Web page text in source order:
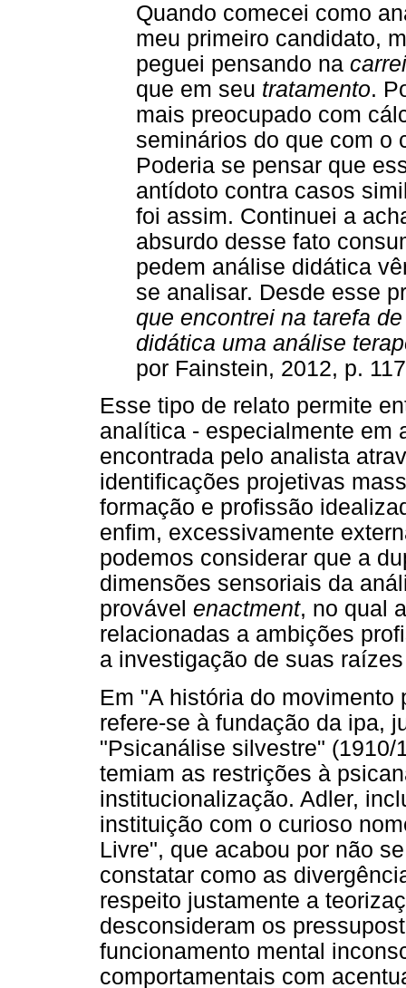
Quando comecei como
meu primeiro candidato,
peguei pensando na
que em seu tratamento.
mais preocupado com
seminários do que com o
Poderia se pensar que
antídoto contra casos
foi assim. Continuei a
absurdo desse fato
pedem análise didática
se analisar. Desde esse
que encontrei na tarefa
didática uma análise
por Fainstein, 2012, p.
Esse tipo de relato permite
analítica - especialmente em
encontrada pelo analista
identificações projetivas
formação e profissão
enfim, excessivamente
podemos considerar que a
dimensões sensoriais da
provável enactment, no qual
relacionadas a ambições
a investigação de suas
Em "A história do
refere-se à fundação da ipa,
"Psicanálise silvestre"
temiam as restrições à
institucionalização. Adler,
instituição com o curioso
Livre", que acabou por não
constatar como as
respeito justamente a
desconsideram os
funcionamento mental
comportamentais com